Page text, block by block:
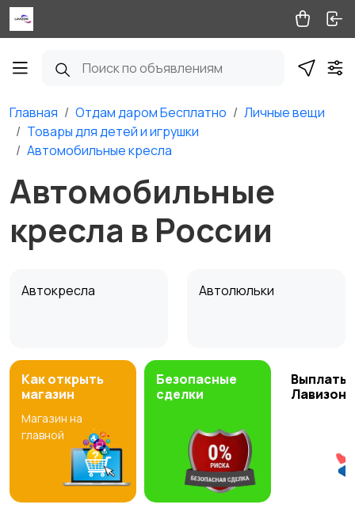
Главная Отдам даром Бесплатно
Личные вещи
Товары для детей и игрушки
Автомобильные кресла
Автомобильные
кресла в России
Автокресла Автолюльки
Как открыть
магазин
Магазин на
главной
Безопасные
сделки
Выплаты
Лавизон